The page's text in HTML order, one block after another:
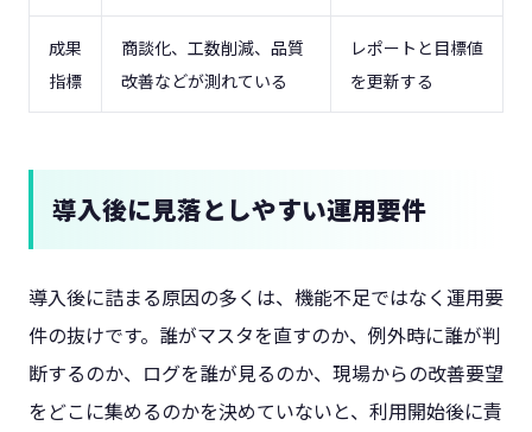
成果
指標
商談化、工数削減、品質
改善などが測れている
レポートと目標値
を更新する
導入後に見落としやすい運用要件
導入後に詰まる原因の多くは、機能不足ではなく運用要
件の抜けです。誰がマスタを直すのか、例外時に誰が判
断するのか、ログを誰が見るのか、現場からの改善要望
をどこに集めるのかを決めていないと、利用開始後に責